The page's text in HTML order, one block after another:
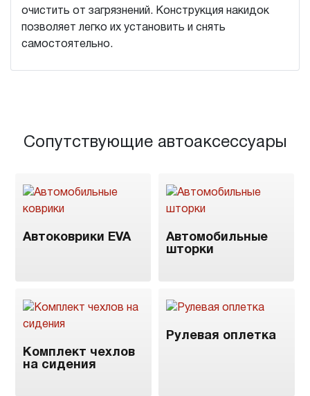
очистить от загрязнений. Конструкция накидок
позволяет легко их установить и снять
самостоятельно.
Сопутствующие автоаксессуары
Автоковрики EVA
Автомобильные
шторки
Комплект чехлов
на сидения
Рулевая оплетка